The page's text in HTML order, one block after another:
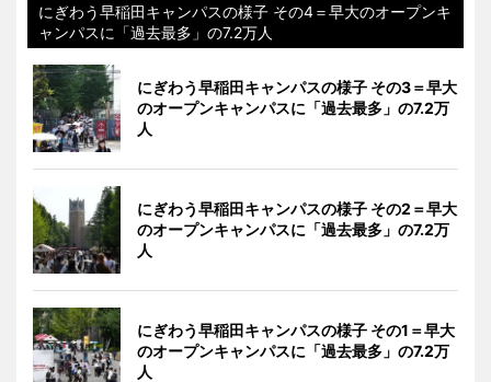
にぎわう早稲田キャンパスの様子 その4＝早大のオープンキ
ャンパスに「過去最多」の7.2万人
にぎわう早稲田キャンパスの様子 その3＝早大
のオープンキャンパスに「過去最多」の7.2万
人
にぎわう早稲田キャンパスの様子 その2＝早大
のオープンキャンパスに「過去最多」の7.2万
人
にぎわう早稲田キャンパスの様子 その1＝早大
のオープンキャンパスに「過去最多」の7.2万
人